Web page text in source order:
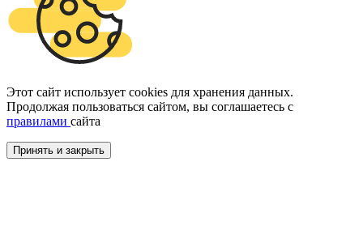
Этот сайт использует cookies для хранения данных.
Продолжая пользоваться сайтом, вы соглашаетесь с
правилами сайта
Принять и закрыть